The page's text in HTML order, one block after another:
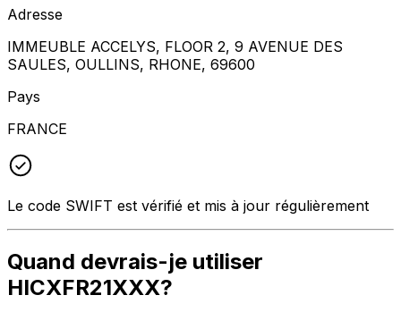
Adresse
IMMEUBLE ACCELYS, FLOOR 2, 9 AVENUE DES
SAULES, OULLINS, RHONE, 69600
Pays
FRANCE
Le code SWIFT est vérifié et mis à jour régulièrement
Quand devrais-je utiliser
HICXFR21XXX?